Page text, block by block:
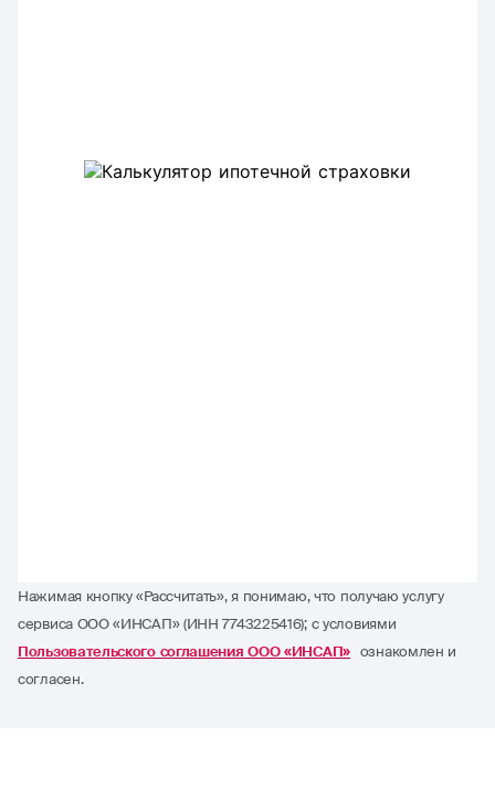
Нажимая кнопку «Рассчитать», я понимаю, что получаю услугу
сервиса ООО «ИНСАП» (ИНН 7743225416); с условиями
Пользовательского соглашения ООО «ИНСАП» ознакомлен и
согласен.